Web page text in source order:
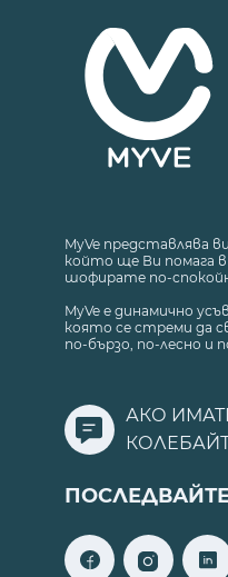
MyVe представлява
който ще Ви помага
шофирате по-
MyVe е динамично
която се стреми да
по-бързо, по-лесно и
АКО